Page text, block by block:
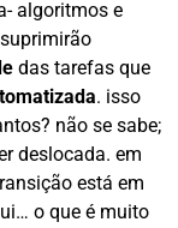
algoritmos e
das tarefas que
. isso
não se sabe;
deslocada. em
está em
o que é muito